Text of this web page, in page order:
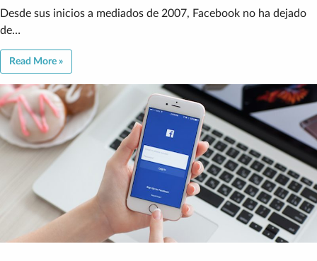
Desde sus inicios a mediados de 2007, Facebook no ha dejado
de…
Read More »